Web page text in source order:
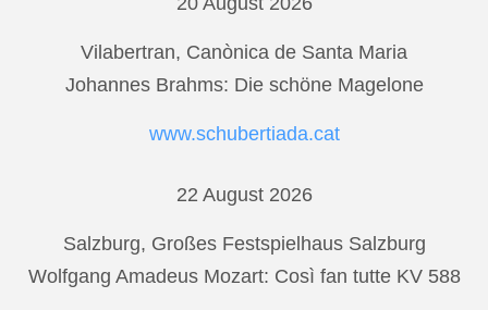
Vilabertran, Canònica de Santa Maria
Johannes Brahms: Die schöne Magelone
www.schubertiada.cat
22 August 2026
Salzburg, Großes Festspielhaus Salzburg
Wolfgang Amadeus Mozart: Così fan tutte KV 588